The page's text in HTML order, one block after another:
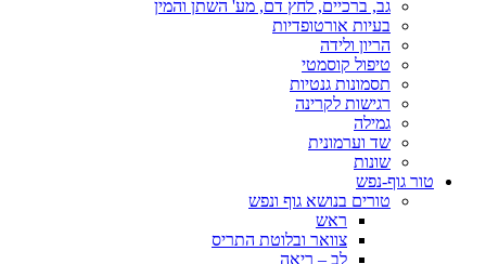
גב, ברכיים, לחץ דם, מע' השתן והמין
בעיות אורטופדיות
הריון ולידה
טיפול קוסמטי
תסמונות גנטיות
רגישות לקרינה
גמילה
שד וערמונית
שונות
טור גוף-נפש
טורים בנושא גוף ונפש
ראש
צוואר ובלוטת התריס
לב – ריאה